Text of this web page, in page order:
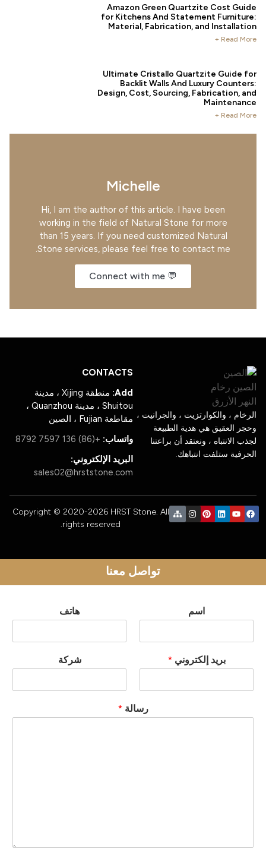
Amazon Green Quartzite Cost
for Kitchens And Statement
Material, Fabrication, and
Read
Ultimate Cristallo Quartzite
Backlit Walls And Luxury
Design, Cost, Sourcing, Fabrication,
Read
Michelle
Hi, I am the author of this article. I have been
working in the field of Natural Stone for more
than 15 years. If you need customized Natural
Stone services, please feel free to contact me.
، والكوارتزيت ، والجرانيت ،
العقيق هي هدية الطبيعة
الانتباه ، ونعتقد أن براعتنا
ستلفت انتباهك.
CONTACTS
منطقة Xijing ، مدينة
Shuitou ، مدينة Quanzhou ،
مقاطعة Fujian ، الصين
واتساب: +(86) 136 7597 8792
البريد الإلكتروني:
sales02@hrststone.com
Copyright © 2020-2026 HRST Stone. All
rights reserved.
تواصل معنا
بريد إلكتروني* شركة
رسالة *